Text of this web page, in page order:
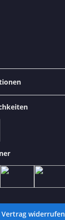
Vertrag widerrufen